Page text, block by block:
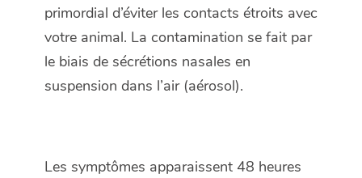
primordial d’éviter les contacts étroits avec
votre animal. La contamination se fait par
le biais de sécrétions nasales en
suspension dans l’air (aérosol).
Les symptômes apparaissent 48 heures